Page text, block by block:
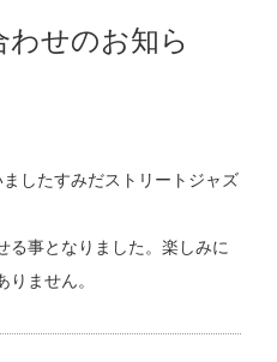
わせのお知ら
したすみだストリートジャズ
る事となりました。楽しみに
りません。